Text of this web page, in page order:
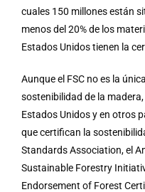
cuales 150 millones están
menos del 20% de los
Estados Unidos tienen la
Aunque el FSC no es la
sostenibilidad de la
Estados Unidos y en otros
que certifican la
Standards Association, el
Sustainable Forestry
Endorsement of Forest